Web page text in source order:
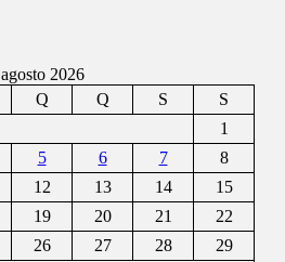
agosto 2026
Q Q S
S
1
5 6 7
8
12 13 14
15
19 20 21
22
26 27 28
29